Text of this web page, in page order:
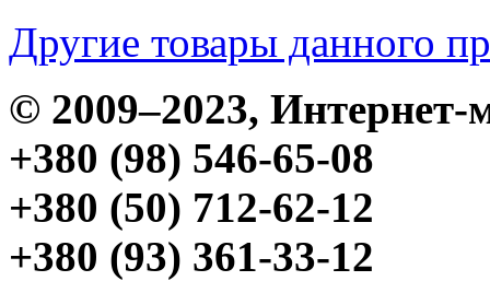
Другие товары данного
© 2009–2023,
+380 (98) 546-65-08
+380 (50) 712-62-12
+380 (93) 361-33-12